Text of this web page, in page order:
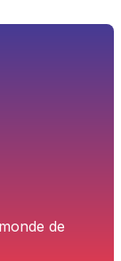
de